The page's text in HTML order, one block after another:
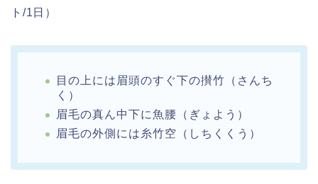
ト/1日）
目の上には眉頭のすぐ下の攅竹（さんち
く）
眉毛の真ん中下に魚腰（ぎょよう）
眉毛の外側には糸竹空（しちくくう）